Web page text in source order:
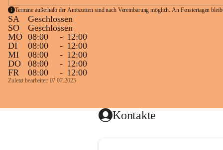
Termine außerhalb der Amtszeiten sind nach Vereinbarung möglich. An Fenstertagen
SA
Geschlossen
SO
Geschlossen
MO 08:00 - 12:00
DI
08:00 - 12:00
MI
08:00 - 12:00
DO
08:00 - 12:00
FR
08:00 - 12:00
Zuletzt bearbeitet: 07.07.2025
Kontakte